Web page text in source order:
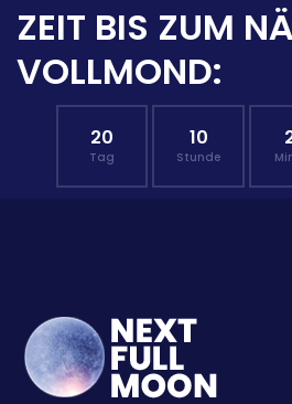
ZEIT BIS ZUM
VOLLMOND:
20
Tag
10
Stunde